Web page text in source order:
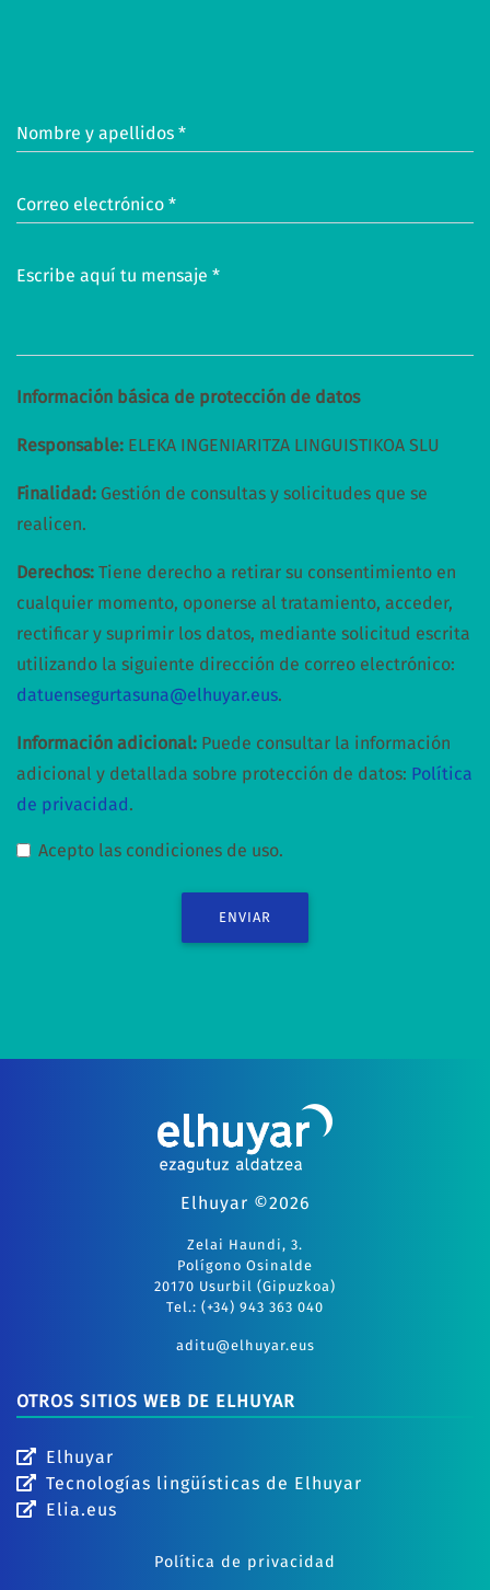
Nombre y apellidos *
Correo electrónico *
Escribe aquí tu mensaje *
Información básica de protección de datos
Responsable: ELEKA INGENIARITZA LINGUISTIKOA SLU
Finalidad: Gestión de consultas y solicitudes que se
realicen.
Derechos: Tiene derecho a retirar su consentimiento en
cualquier momento, oponerse al tratamiento, acceder,
rectificar y suprimir los datos, mediante solicitud escrita
utilizando la siguiente dirección de correo electrónico:
datuensegurtasuna@elhuyar.eus.
Información adicional: Puede consultar la información
adicional y detallada sobre protección de datos: Política
de privacidad.
Acepto las condiciones de uso.
ENVIAR
Elhuyar ©2026
Zelai Haundi, 3.
Polígono Osinalde
20170 Usurbil (Gipuzkoa)
Tel.: (+34) 943 363 040
aditu@elhuyar.eus
OTROS SITIOS WEB DE ELHUYAR
Elhuyar
Tecnologías lingüísticas de Elhuyar
Elia.eus
Política de privacidad